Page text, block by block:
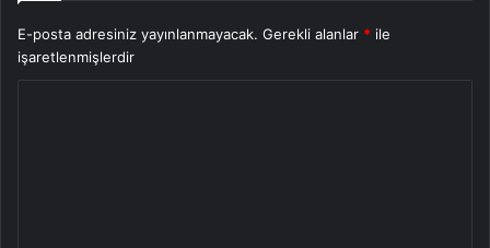
E-posta adresiniz yayınlanmayacak. Gerekli alanlar * ile
işaretlenmişlerdir